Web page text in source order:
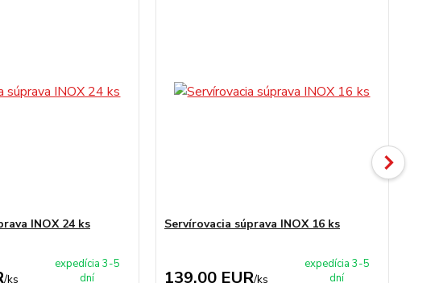
INOX 24 ks
/ks
expedícia 3-5
dní
Servírovacia súprava INOX 16 ks
139,00 EUR/ks
expedícia 3-5
dní